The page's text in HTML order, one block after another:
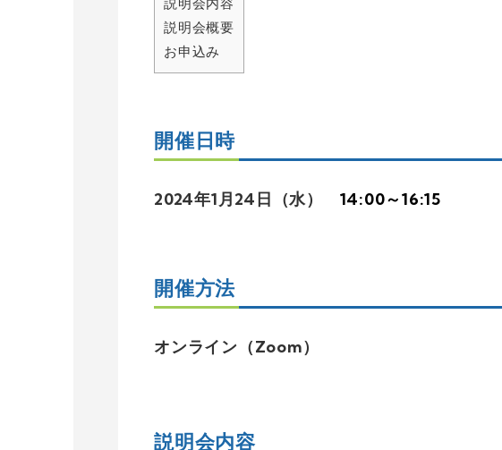
説明会概要
お申込み
開催日時
2024年1月24日（水） 14:00～16:15
開催方法
オンライン（Zoom）
説明会内容